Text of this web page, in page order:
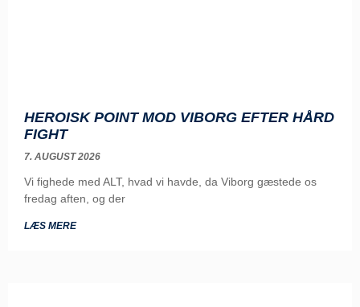
HEROISK POINT MOD VIBORG EFTER HÅRD
FIGHT
7. AUGUST 2026
Vi fighede med ALT, hvad vi havde, da Viborg gæstede os
fredag aften, og der
LÆS MERE